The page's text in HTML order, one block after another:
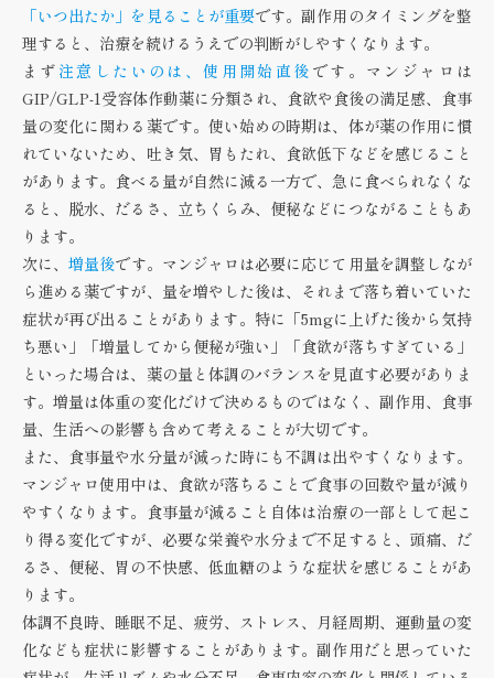
「いつ出たか」を見ることが重要です。副作用のタイミングを整
理すると、治療を続けるうえでの判断がしやすくなります。
まず 注意したいのは、使用開始直後 です。マンジャロは
GIP/GLP-1受容体作動薬に分類され、食欲や食後の満足感、食事
量の変化に関わる薬です。使い始めの時期は、体が薬の作用に慣
れていないため、吐き気、胃もたれ、食欲低下などを感じること
があります。食べる量が自然に減る一方で、急に食べられなくな
ると、脱水、だるさ、立ちくらみ、便秘などにつながることもあ
ります。
次に、増量後です。マンジャロは必要に応じて用量を調整しなが
ら進める薬ですが、量を増やした後は、それまで落ち着いていた
症状が再び出ることがあります。特に「5mgに上げた後から気持
ち悪い」「増量してから便秘が強い」「食欲が落ちすぎている」
といった場合は、薬の量と体調のバランスを見直す必要がありま
す。増量は体重の変化だけで決めるものではなく、副作用、食事
量、生活への影響も含めて考えることが大切です。
また、食事量や水分量が減った時にも不調は出やすくなります。
マンジャロ使用中は、食欲が落ちることで食事の回数や量が減り
やすくなります。食事量が減ること自体は治療の一部として起こ
り得る変化ですが、必要な栄養や水分まで不足すると、頭痛、だ
るさ、便秘、胃の不快感、低血糖のような症状を感じることがあ
ります。
体調不良時、睡眠不足、疲労、ストレス、月経周期、運動量の変
化なども症状に影響することがあります。副作用だと思っていた